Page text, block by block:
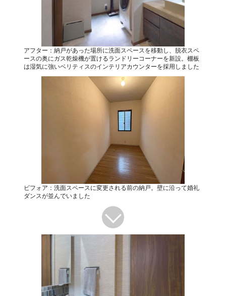
アフター：納戸があった場所に洗面スペースを移動し、脱衣スペ
ースの奥にガス乾燥機が置けるランドリーコーナーを新設。棚板
は湿気に強いベリティスのインテリアカウンターを採用しました
ビフォア：洗面スペースに変更される前の納戸。壁に沿って婚礼
ダンスが並んでいました